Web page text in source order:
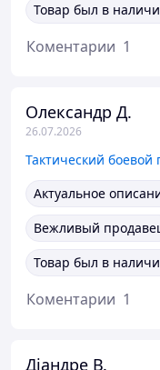
Товар был в
Коментарии 1
Олександр Д.
26.07.2026
Актуальное
Вежливый
Товар был в
Коментарии 1
Діандре В.